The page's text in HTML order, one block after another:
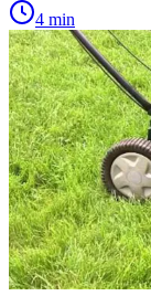
4 min